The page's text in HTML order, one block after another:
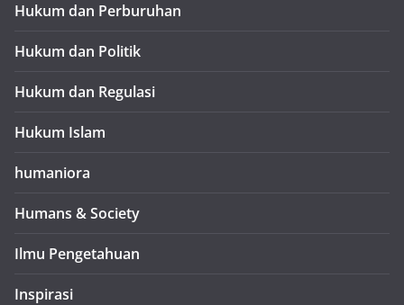
Hukum dan Perburuhan
Hukum dan Politik
Hukum dan Regulasi
Hukum Islam
humaniora
Humans & Society
Ilmu Pengetahuan
Inspirasi